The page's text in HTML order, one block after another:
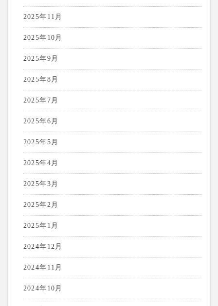
2025年11月
2025年10月
2025年9月
2025年8月
2025年7月
2025年6月
2025年5月
2025年4月
2025年3月
2025年2月
2025年1月
2024年12月
2024年11月
2024年10月